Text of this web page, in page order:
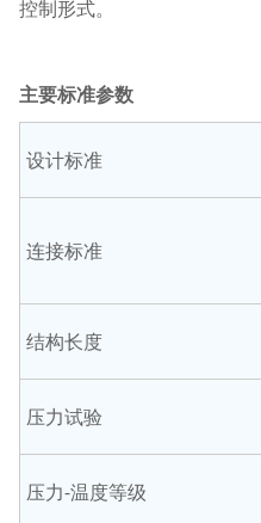
控制形式。
主要标准参数
设计标准
连接标准
结构长度
压力试验
压力-温度等级